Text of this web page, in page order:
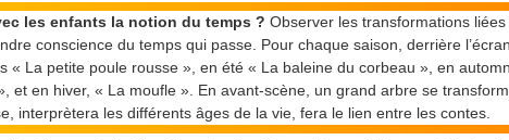
les enfants la notion du temps ? Observer les transformations
conscience du temps qui passe. Pour chaque saison, derrière
« La petite poule rousse », en été « La baleine du corbeau », en
et en hiver, « La moufle ». En avant-scène, un grand arbre se
interprètera les différents âges de la vie, fera le lien entre les contes.